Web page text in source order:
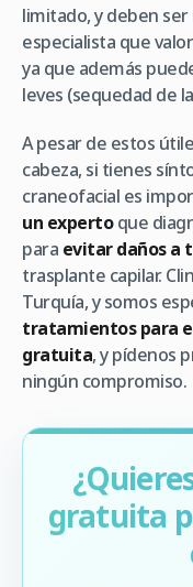
limitado, y deben ser
especialista que
ya que además
leves (sequedad de
A pesar de estos
cabeza, si tienes
craneofacial es
un expertoque
para evitar daños a
trasplante capilar.
Turquía, y somos
tratamientos para
gratuita, y pídenos
ningún compromiso.
gratuita